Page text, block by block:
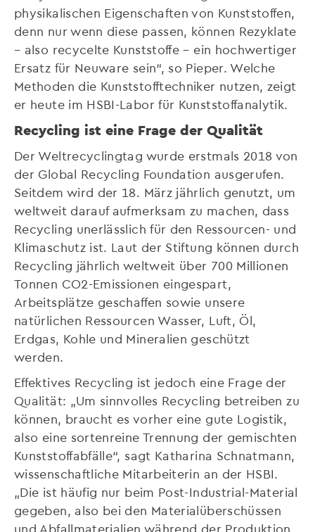
physikalischen Eigenschaften von Kunststoffen,
denn nur wenn diese passen, können Rezyklate
– also recycelte Kunststoffe – ein hochwertiger
Ersatz für Neuware sein“, so Pieper. Welche
Methoden die Kunststofftechniker nutzen, zeigt
er heute im HSBI-Labor für Kunststoffanalytik.
Recycling ist eine Frage der Qualität
Der Weltrecyclingtag wurde erstmals 2018 von
der Global Recycling Foundation ausgerufen.
Seitdem wird der 18. März jährlich genutzt, um
weltweit darauf aufmerksam zu machen, dass
Recycling unerlässlich für den Ressourcen- und
Klimaschutz ist. Laut der Stiftung können durch
Recycling jährlich weltweit über 700 Millionen
Tonnen CO2-Emissionen eingespart,
Arbeitsplätze geschaffen sowie unsere
natürlichen Ressourcen Wasser, Luft, Öl,
Erdgas, Kohle und Mineralien geschützt
werden.
Effektives Recycling ist jedoch eine Frage der
Qualität: „Um sinnvolles Recycling betreiben zu
können, braucht es vorher eine gute Logistik,
also eine sortenreine Trennung der gemischten
Kunststoffabfälle“, sagt Katharina Schnatmann,
wissenschaftliche Mitarbeiterin an der HSBI.
„Die ist häufig nur beim Post-Industrial-Material
gegeben, also bei den Materialüberschüssen
und Abfallmaterialien während der Produktion.